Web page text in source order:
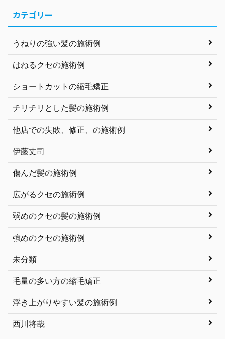
カテゴリー
うねりの強い髪の施術例
はねるクセの施術例
ショートカットの縮毛矯正
チリチリとした髪の施術例
他店での失敗、修正、の施術例
伊藤丈司
傷んだ髪の施術例
広がるクセの施術例
弱めのクセの髪の施術例
強めのクセの施術例
未分類
毛量の多い方の縮毛矯正
浮き上がりやすい髪の施術例
西川将哉